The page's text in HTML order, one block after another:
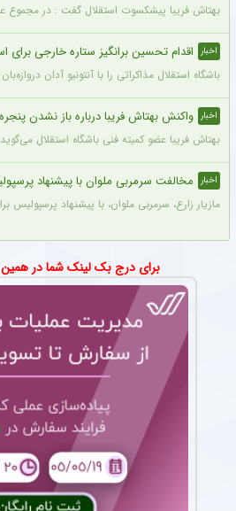
بهتاش فریبا پیشکسوت استقلال گفت : در مجموع
اخبار اقدام تحسین برانگیز ستاره خارجی برای
باشگاه استقلال مذاکراتی را با آنتونیو آدان
اخبار واکنش بهتاش فریبا درباره باز نشدن
بهتاش فریبا عضو کمیته فنی باشگاه استقلال
اخبار مخالفت سرمربی ملوان با پیشنهاد
مازیار زارع، سرمربی ملوان، با پیشنهاد
برای درج بک لینک شما در